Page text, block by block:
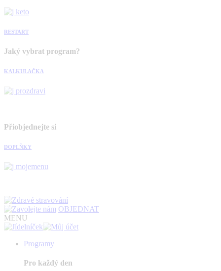
RESTART
Jaký vybrat program?
KALKULAČKA
Přiobjednejte si
DOPLŇKY
OBJEDNAT
MENU
Programy
Pro každý den